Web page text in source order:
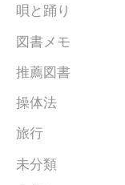
唄と踊り
図書メモ
推薦図書
操体法
旅行
未分類